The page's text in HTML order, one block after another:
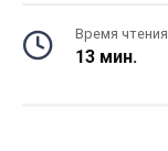
Время чтения
13 мин.